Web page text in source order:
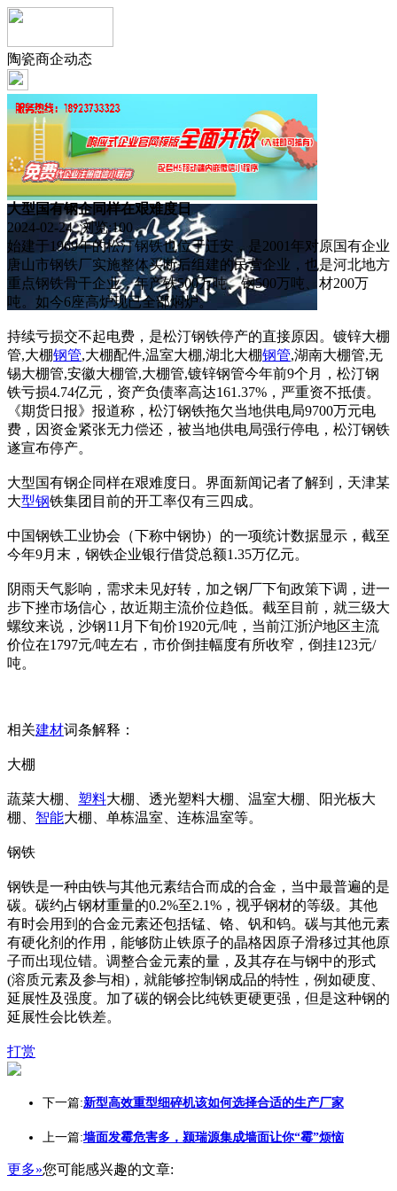
陶瓷商企动态
大型国有钢企同样在艰难度日
2024-02-24 浏览:100
始建于1969年的松汀钢铁也位于迁安，是2001年对原国有企业
唐山市钢铁厂实施整体买断后组建的民营企业，也是河北地方
重点钢铁骨干企业，年产铁500万吨、钢500万吨、材200万
吨。如今6座高炉现已全部焖炉。
持续亏损交不起电费，是松汀钢铁停产的直接原因。镀锌大棚
管,大棚钢管,大棚配件,温室大棚,湖北大棚钢管,湖南大棚管,无
锡大棚管,安徽大棚管,大棚管,镀锌钢管今年前9个月，松汀钢
铁亏损4.74亿元，资产负债率高达161.37%，严重资不抵债。
《期货日报》报道称，松汀钢铁拖欠当地供电局9700万元电
费，因资金紧张无力偿还，被当地供电局强行停电，松汀钢铁
遂宣布停产。
大型国有钢企同样在艰难度日。界面新闻记者了解到，天津某
大型钢铁集团目前的开工率仅有三四成。
中国钢铁工业协会（下称中钢协）的一项统计数据显示，截至
今年9月末，钢铁企业银行借贷总额1.35万亿元。
阴雨天气影响，需求未见好转，加之钢厂下旬政策下调，进一
步下挫市场信心，故近期主流价位趋低。截至目前，就三级大
螺纹来说，沙钢11月下旬价1920元/吨，当前江浙沪地区主流
价位在1797元/吨左右，市价倒挂幅度有所收窄，倒挂123元/
吨。
相关建材词条解释：
大棚
蔬菜大棚、 塑料大棚、透光塑料大棚、温室大棚、阳光板大
棚、 智能大棚、单栋温室、连栋温室等。
钢铁
钢铁是一种由铁与其他元素结合而成的合金，当中最普遍的是
碳。碳约占钢材重量的0.2%至2.1%，视乎钢材的等级。其他
有时会用到的合金元素还包括锰、铬、钒和钨。碳与其他元素
有硬化剂的作用，能够防止铁原子的晶格因原子滑移过其他原
子而出现位错。调整合金元素的量，及其存在与钢中的形式
(溶质元素及参与相)，就能够控制钢成品的特性，例如硬度、
延展性及强度。加了碳的钢会比纯铁更硬更强，但是这种钢的
延展性会比铁差。
打赏
下一篇:新型高效重型细碎机该如何选择合适的生产厂家
上一篇:墙面发霉危害多，颍瑞源集成墙面让你“霉”烦恼
更多»您可能感兴趣的文章: